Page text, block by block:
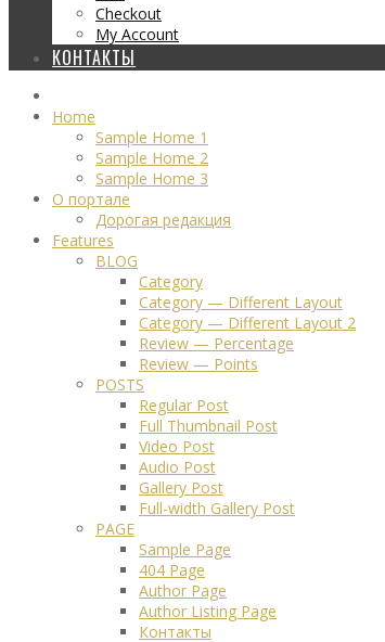
Checkout
My Account
КОНТАКТЫ
Home
Sample Home 1
Sample Home 2
Sample Home 3
О портале
Дорогая редакция
Features
BLOG
Category
Category — Different Layout
Category — Different Layout 2
Review — Percentage
Review — Points
POSTS
Regular Post
Full Thumbnail Post
Video Post
Audio Post
Gallery Post
Full-width Gallery Post
PAGE
Sample Page
404 Page
Author Page
Author Listing Page
Контакты